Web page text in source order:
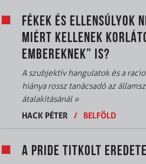
FÉKEK ÉS ELLENSÚLYOK
MIÉRT KELLENEK
EMBEREKNEK” IS?
A szubjektív hangulatok és a
hiánya rossz tanácsadó az
átalakításánál»
HACK PÉTER
/ BELFÖLD
A PRIDE TITKOLT EREDETE